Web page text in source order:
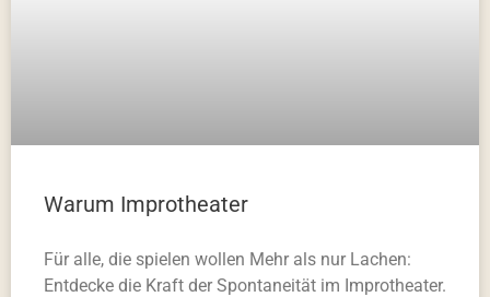
Warum Improtheater
Für alle, die spielen wollen Mehr als nur Lachen:
Entdecke die Kraft der Spontaneität im Improtheater.